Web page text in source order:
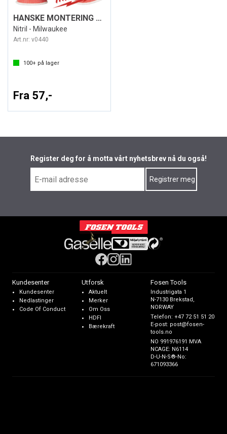
HANSKE MONTERING KUTT A
Nitril - Milwaukee
Art.nr: v0440
100+ på lager
Fra 57,-
Register deg for å motta vårt nyhetsbrev nå du også!
Kundesenter
Kundesenter
Nedlastinger
Code Of Conduct
Utforsk
Aktuelt
Merker
Om Oss
HDFI
Bærekraft
Fosen Tools
Industrigata 1
N-7130 Brekstad,
NORWAY
Telefon:+47 72 51 51 20
E-post: post@fosen-
tools.no
NO 991976191 MVA
NCAGE: N6114
D-U-N-S®-No:
671093366